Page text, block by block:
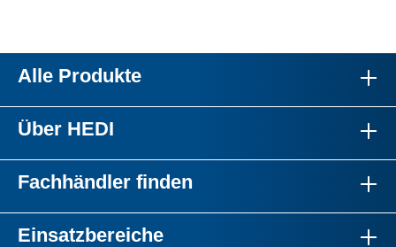
Alle Produkte
Über HEDI
Fachhändler finden
Einsatzbereiche